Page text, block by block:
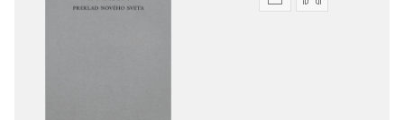
MožnostiMožnosti